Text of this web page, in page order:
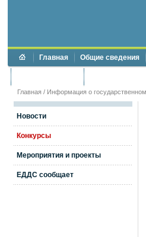
Главная Общие сведения
Главная / Информация о
Новости
Конкурсы
Мероприятия и проекты
ЕДДС сообщает